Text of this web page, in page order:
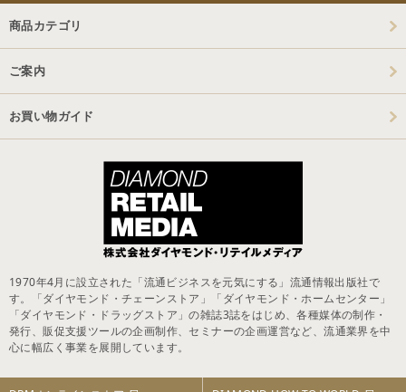
商品カテゴリ
ご案内
お買い物ガイド
1970年4月に設立された「流通ビジネスを元気にする」流通情報出版社で
す。「ダイヤモンド・チェーンストア」「ダイヤモンド・ホームセンター」
「ダイヤモンド・ドラッグストア」の雑誌3誌をはじめ、各種媒体の制作・
発行、販促支援ツールの企画制作、セミナーの企画運営など、流通業界を中
心に幅広く事業を展開しています。